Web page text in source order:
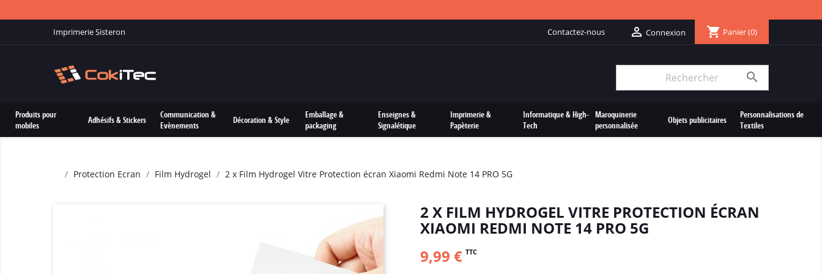
Imprimerie Sisteron Contactez-nous  Connexion shopping_cart Panier(0)

Produits pour
mobiles
Adhésifs & Stickers
Communication &
Evènements
Décoration & Style
Emballage &
packaging
Enseignes &
Signalétique
Imprimerie &
Papèterie
Informatique & High-
Tech
Maroquinerie
personnalisée
Objets publicitaires
Personnalisations de
Textiles
Protection Ecran Film Hydrogel 2 x Film Hydrogel Vitre Protection écran Xiaomi Redmi Note 14 PRO 5G
2 X FILM HYDROGEL VITRE PROTECTION ÉCRAN
XIAOMI REDMI NOTE 14 PRO 5G
9,99 € TTC